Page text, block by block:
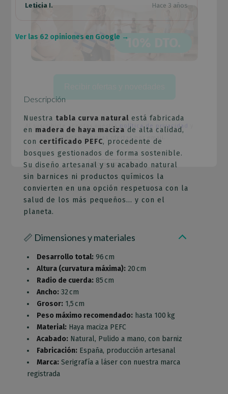
Leticia I. Hace 3 años
Ver las 62 opiniones en Google →
Descripción
Nuestra tabla curva natural está fabricada
en madera de haya maciza de alta calidad,
con certificado PEFC, procedente de
bosques gestionados de forma sostenible.
Su diseño artesanal y su acabado natural
sin barnices ni productos químicos la
convierten en una opción respetuosa con la
salud de los más pequeños… y con el
planeta.
📏 Dimensiones y materiales
Desarrollo total: 96 cm
Altura (curvatura máxima): 20 cm
Radio de cuerda: 85 cm
Ancho: 32 cm
Grosor: 1,5 cm
Peso máximo recomendado: hasta 100 kg
Material: Haya maciza PEFC
Acabado: Natural, Pulido a mano, con barniz
Fabricación: España, producción artesanal
Marca: Serigrafía a láser con nuestra marca
registrada
10% DTO.
Al suscribirte aceptas nuestra política de privacidad
recibirás nuestras ofertas por email.
No mostrar más
Esto se cerrará en 65segundos